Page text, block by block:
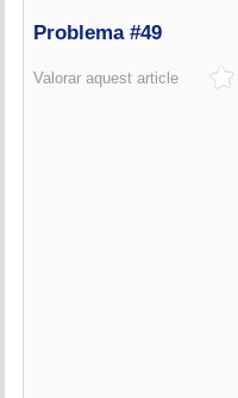
Problema #49
Valorar aquest article